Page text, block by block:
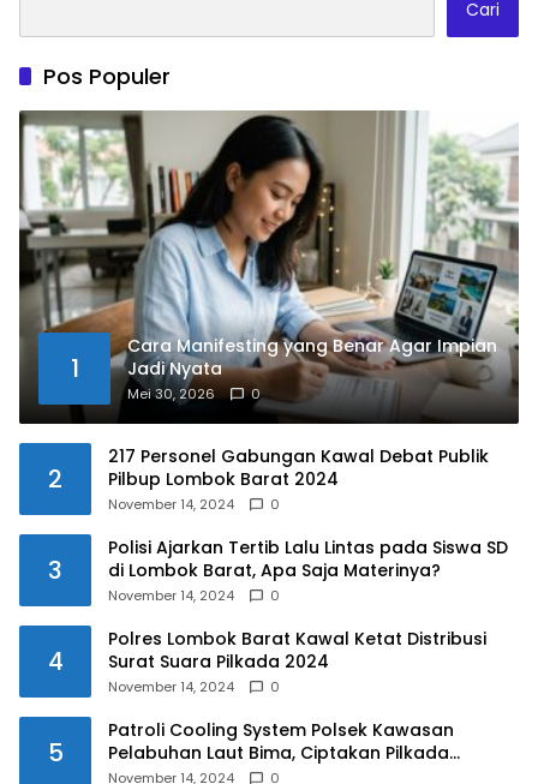
Cari
Pos Populer
1
Cara Manifesting yang Benar Agar Impian
Jadi Nyata
Mei 30, 2026 0
2
217 Personel Gabungan Kawal Debat Publik
Pilbup Lombok Barat 2024
November 14, 2024 0
3
Polisi Ajarkan Tertib Lalu Lintas pada Siswa SD
di Lombok Barat, Apa Saja Materinya?
November 14, 2024 0
4
Polres Lombok Barat Kawal Ketat Distribusi
Surat Suara Pilkada 2024
November 14, 2024 0
5
Patroli Cooling System Polsek Kawasan
Pelabuhan Laut Bima, Ciptakan Pilkada
Serentak 2024 yang Aman dan Damai
November 14, 2024 0